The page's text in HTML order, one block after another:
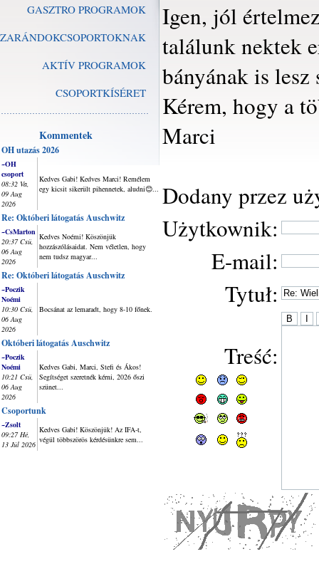
GASZTRO PROGRAMOK
ZARÁNDOKCSOPORTOKNAK
AKTÍV PROGRAMOK
CSOPORTKÍSÉRET
Kommentek
OH utazás 2026
~OH
csoport
08:32 Va,
09 Aug
2026
Kedves Gabi! Kedves Marci! Remélem
egy kicsit sikerült pihennetek, aludni😊...
Re: Októberi látogatás Auschwitz
~CsMarton
20:37 Csü,
06 Aug
2026
Kedves Noémi! Köszönjük
hozzászólásaidat. Nem véletlen, hogy
nem tudsz magyar...
Re: Októberi látogatás Auschwitz
~Poczik
Noémi
10:30 Csü,
06 Aug
2026
Bocsánat az lemaradt, hogy 8-10 főnek.
Októberi látogatás Auschwitz
~Poczik
Noémi
10:21 Csü,
06 Aug
2026
Kedves Gabi, Marci, Stefi és Ákos!
Segítséget szeretnék kérni, 2026 őszi
szünet...
Csoportunk
~Zsolt
09:27 Hé,
13 Júl 2026
Kedves Gabi! Köszönjük! Az IFA-t,
végül többszörös kérdésünkre sem...
Igen, jól
találunk nektek
bányának is
Kérem, hogy a
Marci
Dodany przez
Użytkownik:
E-mail:
Tytuł:
Treść: